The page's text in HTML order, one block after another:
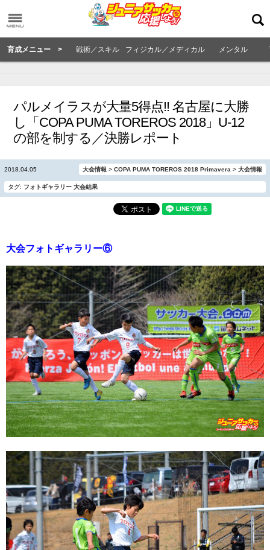
育成メニュー > 戦術／スキル フィジカル／メディカル メンタル
パルメイラスが大量5得点!! 名古屋に大勝
し「COPA PUMA TOREROS 2018」U-12
の部を制する／決勝レポート
2018.04.05 大会情報 > COPA PUMA TOREROS 2018 Primavera > 大会情報
タグ: フォトギャラリー 大会結果
大会フォトギャラリー⑥